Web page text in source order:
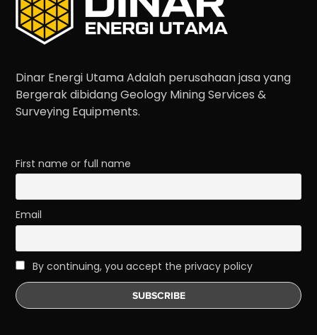
Dinar Energi Utama Adalah perusahaan jasa yang
Bergerak dibidang Geology Mining Services &
Surveying Equipments.
First name or full name
Email
By continuing, you accept the privacy policy